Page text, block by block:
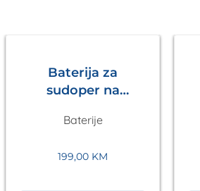
Baterija za
sudoper na
Bež Metalac
Baterije
199,00 KM